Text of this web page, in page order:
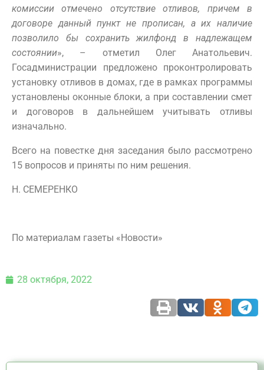
комиссии отмечено отсутствие отливов, причем в
договоре данный пункт не прописан, а их наличие
позволило бы сохранить жилфонд в надлежащем
состоянии», – отметил Олег Анатольевич.
Госадминистрации предложено проконтролировать
установку отливов в домах, где в рамках программы
установлены оконные блоки, а при составлении смет
и договоров в дальнейшем учитывать отливы
изначально.
Всего на повестке дня заседания было рассмотрено
15 вопросов и приняты по ним решения.
Н. СЕМЕРЕНКО
По материалам газеты «Новости»
28 октября, 2022